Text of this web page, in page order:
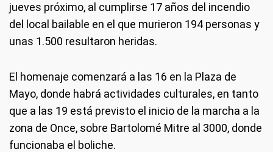
jueves próximo, al cumplirse 17 años del incendio
del local bailable en el que murieron 194 personas y
unas 1.500 resultaron heridas.
El homenaje comenzará a las 16 en la Plaza de
Mayo, donde habrá actividades culturales, en tanto
que a las 19 está previsto el inicio de la marcha a la
zona de Once, sobre Bartolomé Mitre al 3000, donde
funcionaba el boliche.